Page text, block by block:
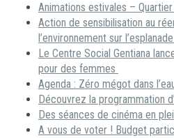
Animations estivales –
Action de sensibilisation au
l’environnement sur
Le Centre Social Gentiana
pour des femmes
Agenda : Zéro mégot dans
Découvrez la programmation
Des séances de cinéma en
A vous de voter ! Budget